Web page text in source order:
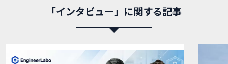
「インタビュー」に関する記事